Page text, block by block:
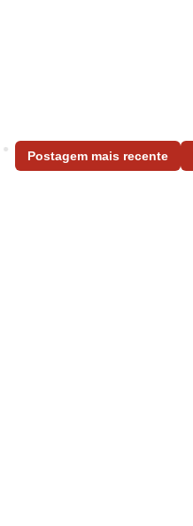
Postagem mais recente